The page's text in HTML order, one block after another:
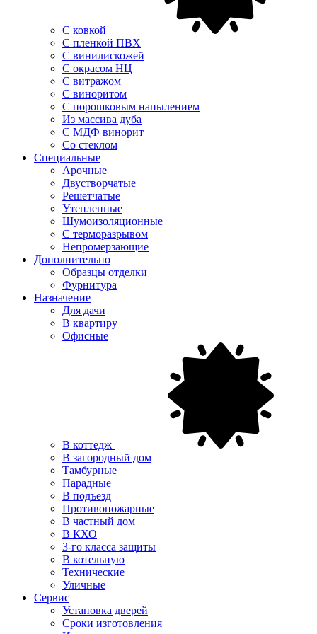
С ковкой
С пленкой ПВХ
С винилискожей
С окрасом НЦ
С витражом
С виноритом
С порошковым напылением
Из массива дуба
С МДФ винорит
Со стеклом
Специальные
Арочные
Двустворчатые
Решетчатые
Утепленные
Шумоизоляционные
С терморазрывом
Непромерзающие
Дополнительно
Образцы отделки
Фурнитура
Назначение
Для дачи
В квартиру
Офисные
В коттедж
В загородный дом
Тамбурные
Парадные
В подъезд
Противопожарные
В частный дом
В КХО
3-го класса защиты
В котельную
Технические
Уличные
Сервис
Установка дверей
Сроки изготовления